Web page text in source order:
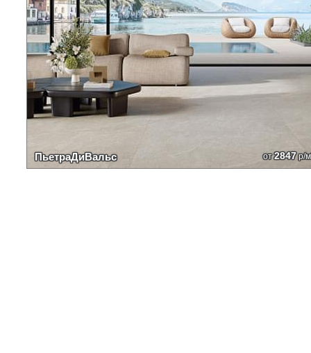
ПьетраДиВальс от2847р/